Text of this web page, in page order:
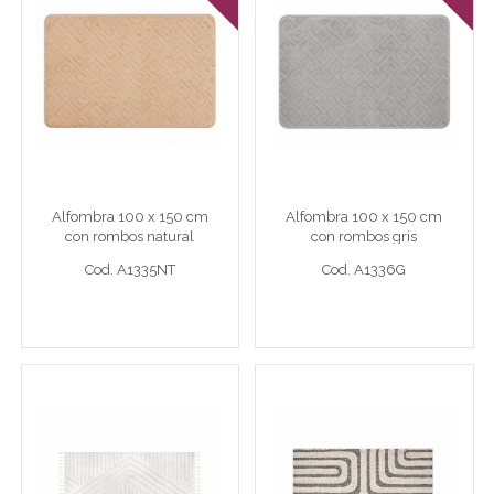
Alfombra 100 x 150 cm
con rombos natural
Cod. A1335NT
Alfombra 100 x 150 cm
con rombos natural
Cod. A1335NT
Alfombra 100 x 150 cm
con rombos gris
Cod. A1336G
Alfombra 100 x 150 cm
con rombos gris
Cod. A1336G